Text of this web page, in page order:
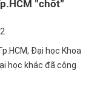
"chốt"
Đại học Khoa
học khác đã công